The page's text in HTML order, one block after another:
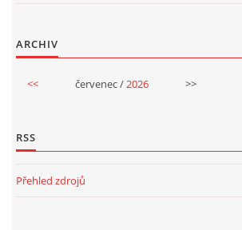
ARCHIV
<< červenec /2026 >>
RSS
Přehled zdrojů